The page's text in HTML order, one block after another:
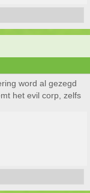
word al gezegd
het evil corp, zelfs